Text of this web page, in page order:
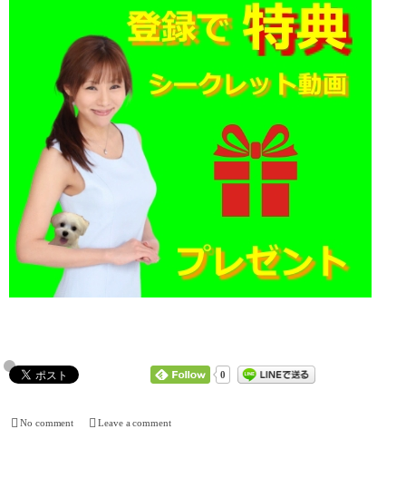
0
No comment Leave a comment